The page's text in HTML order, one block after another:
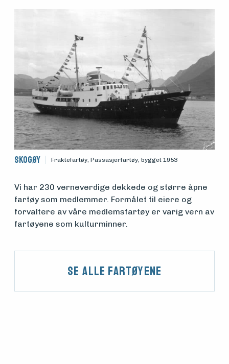
Skogøy Fraktefartøy, Passasjerfartøy, bygget 1953
Vi har 230 verneverdige dekkede og større åpne
fartøy som medlemmer. Formålet til eiere og
forvaltere av våre medlemsfartøy er varig vern av
fartøyene som kulturminner.
Se alle fartøyene